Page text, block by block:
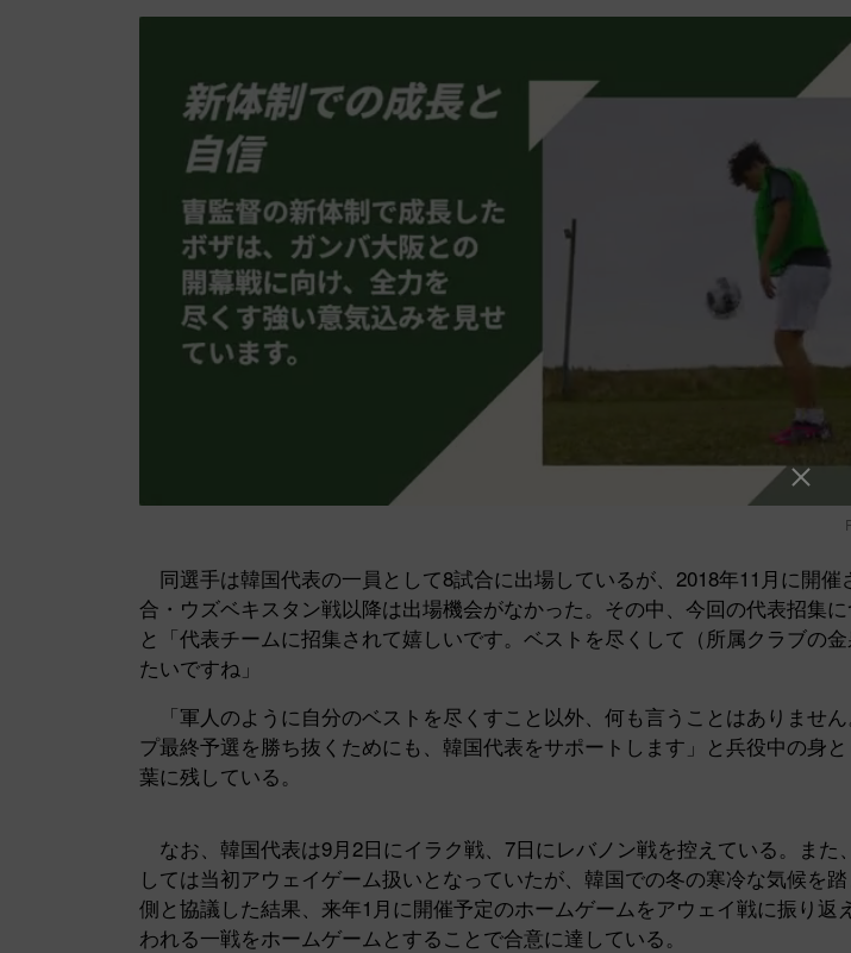
同選手は韓国代表の一員として8試合に出場しているが、2018年11月に開催
合・ウズベキスタン戦以降は出場機会がなかった。その中、今回の代表招集
と「代表チームに招集されて嬉しいです。ベストを尽くして（所属クラブの
たいですね」
「軍人のように自分のベストを尽くすこと以外、何も言うことはありませ
プ最終予選を勝ち抜くためにも、韓国代表をサポートします」と兵役中の身
葉に残している。
なお、韓国代表は9月2日にイラク戦、7日にレバノン戦を控えている。また
しては当初アウェイゲーム扱いとなっていたが、韓国での冬の寒冷な気候を
側と協議した結果、来年1月に開催予定のホームゲームをアウェイ戦に振り返
われる一戦をホームゲームとすることで合意に達している。